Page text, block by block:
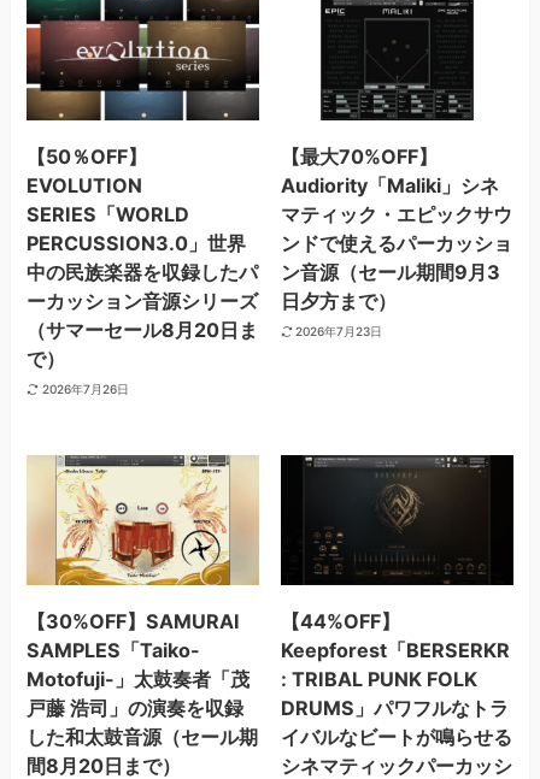
【50％OFF】
EVOLUTION
SERIES「WORLD
PERCUSSION3.0」世界
中の民族楽器を収録したパ
ーカッション音源シリーズ
（サマーセール8月20日ま
で）
2026年7月26日
【最大70%OFF】
Audiority「Maliki」シネ
マティック・エピックサウ
ンドで使えるパーカッショ
ン音源（セール期間9月3
日夕方まで）
2026年7月23日
【30%OFF】SAMURAI
SAMPLES「Taiko-
Motofuji-」太鼓奏者「茂
戸藤 浩司」の演奏を収録
した和太鼓音源（セール期
間8月20日まで）
【44%OFF】
Keepforest「BERSERKR
: TRIBAL PUNK FOLK
DRUMS」パワフルなトラ
イバルなビートが鳴らせる
シネマティックパーカッシ